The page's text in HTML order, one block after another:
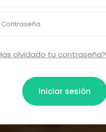
Contraseña
olvidado tu contraseña?
Iniciar sesión